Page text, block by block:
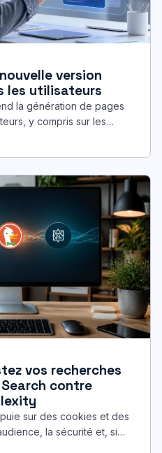
version
les utilisateurs
la génération de pages
y compris sur les
vos recherches
contre
sur des cookies et des
la sécurité et, si